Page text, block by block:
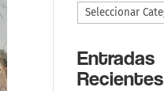
Entradas
Recientes